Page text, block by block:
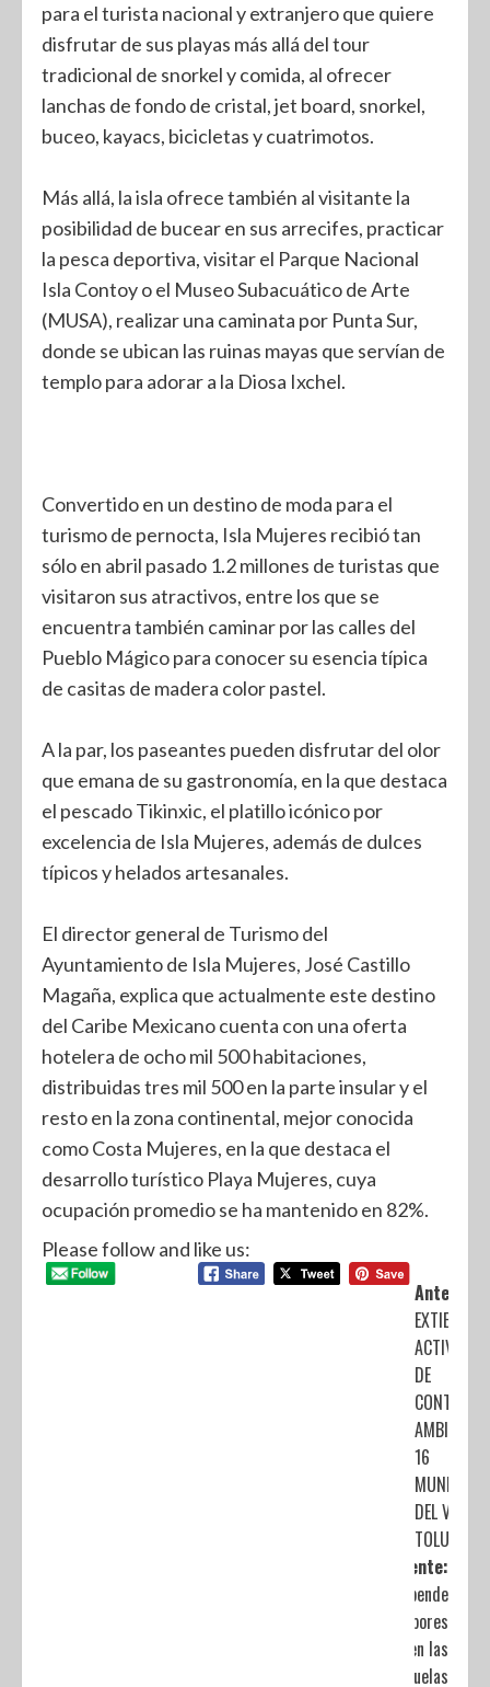
para el turista nacional y extranjero que quiere
disfrutar de sus playas más allá del tour
tradicional de snorkel y comida, al ofrecer
lanchas de fondo de cristal, jet board, snorkel,
buceo, kayacs, bicicletas y cuatrimotos.
Más allá, la isla ofrece también al visitante la
posibilidad de bucear en sus arrecifes, practicar
la pesca deportiva, visitar el Parque Nacional
Isla Contoy o el Museo Subacuático de Arte
(MUSA), realizar una caminata por Punta Sur,
donde se ubican las ruinas mayas que servían de
templo para adorar a la Diosa Ixchel.
Convertido en un destino de moda para el
turismo de pernocta, Isla Mujeres recibió tan
sólo en abril pasado 1.2 millones de turistas que
visitaron sus atractivos, entre los que se
encuentra también caminar por las calles del
Pueblo Mágico para conocer su esencia típica
de casitas de madera color pastel.
A la par, los paseantes pueden disfrutar del olor
que emana de su gastronomía, en la que destaca
el pescado Tikinxic, el platillo icónico por
excelencia de Isla Mujeres, además de dulces
típicos y helados artesanales.
El director general de Turismo del
Ayuntamiento de Isla Mujeres, José Castillo
Magaña, explica que actualmente este destino
del Caribe Mexicano cuenta con una oferta
hotelera de ocho mil 500 habitaciones,
distribuidas tres mil 500 en la parte insular y el
resto en la zona continental, mejor conocida
como Costa Mujeres, en la que destaca el
desarrollo turístico Playa Mujeres, cuya
ocupación promedio se ha mantenido en 82%.
Please follow and like us:
Anterior:
EXTIENDE
DE
16
DEL VALLE
TOLUCA
Siguiente:
Suspende
SEP labores
en las
escuelas